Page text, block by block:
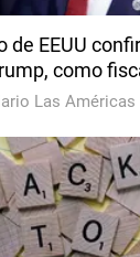
de EEUU
como
Las Américas